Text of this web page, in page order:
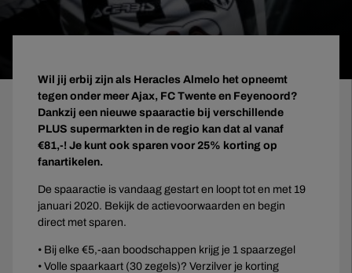
Wil jij erbij zijn als Heracles Almelo het opneemt
tegen onder meer Ajax, FC Twente en Feyenoord?
Dankzij een nieuwe spaaractie bij verschillende
PLUS supermarkten in de regio kan dat al vanaf
€81,-! Je kunt ook sparen voor 25% korting op
fanartikelen.
De spaaractie is vandaag gestart en loopt tot en met 19
januari 2020. Bekijk de actievoorwaarden en begin
direct met sparen.
• Bij elke €5,-aan boodschappen krijg je 1 spaarzegel
• Volle spaarkaart (30 zegels)? Verzilver je korting